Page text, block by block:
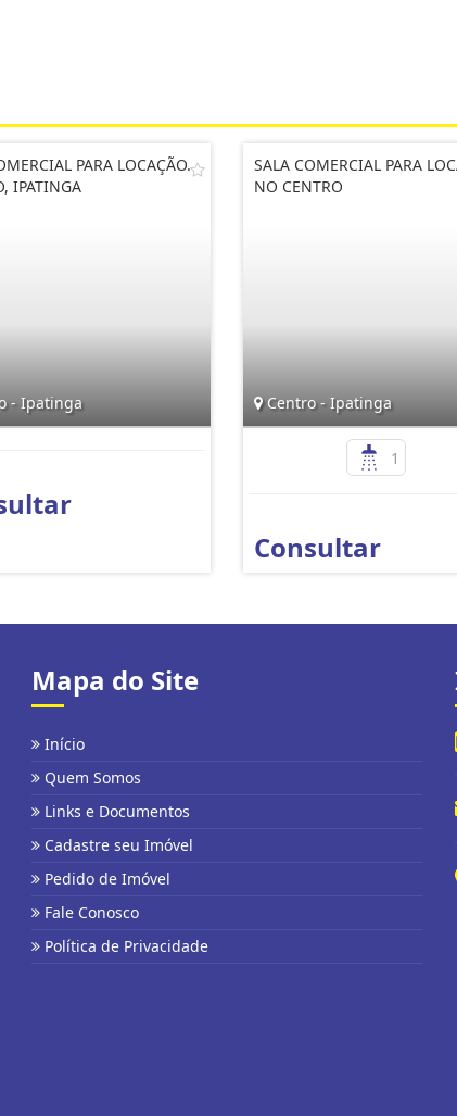
PARA LOCAÇÃO.
IPATINGA
- Ipatinga
SALA COMERCIAL PARA
NO CENTRO
Centro - Ipatinga
1
Consultar
Mapa do Site
Início
Quem Somos
Links e Documentos
Cadastre seu Imóvel
Pedido de Imóvel
Fale Conosco
Política de Privacidade